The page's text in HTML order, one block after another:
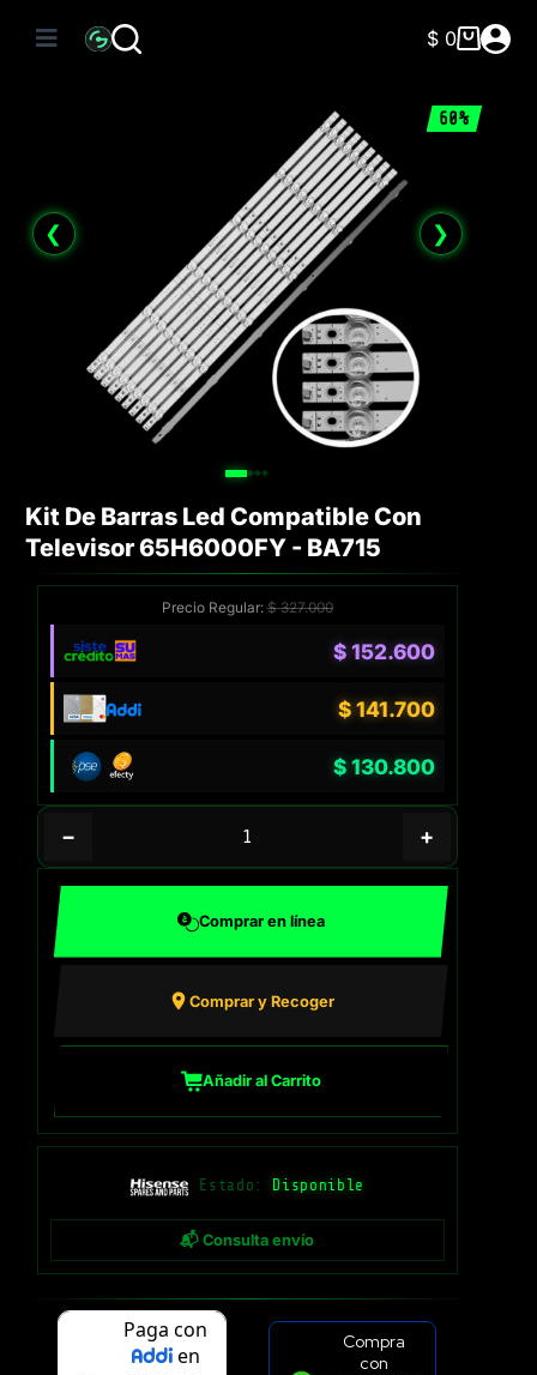
Carro
$0
60%
❮ ❯
Kit De Barras Led Compatible Con
Televisor 65H6000FY - BA715
Precio Regular:$327.000
$152.600
$141.700
$130.800
− +
Comprar en línea
Comprar y Recoger
Añadir al Carrito
Estado: Disponible
📬 Consulta envío
Compra
con